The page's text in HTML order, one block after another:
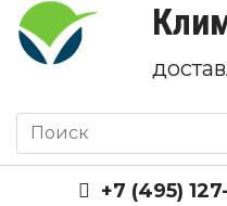
+7 (495)